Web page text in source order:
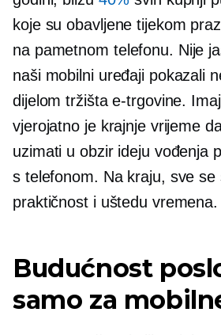
koje su obavljene tijekom
na pametnom telefonu. Nije
naši mobilni uređaji pokazali
dijelom tržišta e-trgovine.
vjerojatno je krajnje vrijeme
uzimati u obzir ideju vođenja
s telefonom. Na kraju, sve se
praktičnost i uštedu vremena.
Budućnost
samo za